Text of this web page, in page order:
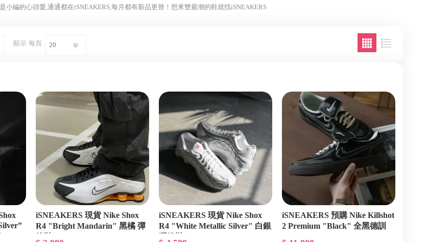
KOBE
小編心目中百搭鞋款
一些小編喜歡的小東西
小編的心頭愛,通通都在iSNEAKERS,每月都有新品更替！想來雙最潮的鞋就找iSNEAKERS
顯示 每頁
iSNEAKERS 現貨 Nike Shox
R4 "Bright Mandarin" 黑橘 彈
iSNEAKERS 現貨 Nike Shox
R4 "White Metallic Silver" 白銀
iSNEAKERS 預購 Nike Killshot
2 Premium "Black" 全黑德訓